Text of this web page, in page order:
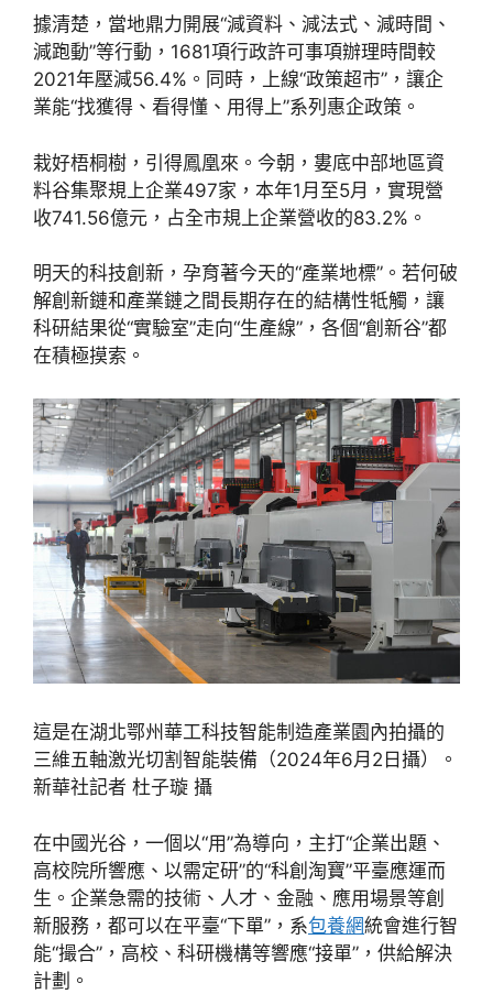
據清楚，當地鼎力開展“減資料、減法式、減時間、
減跑動”等行動，1681項行政許可事項辦理時間較
2021年壓減56.4%。同時，上線“政策超市”，讓企
業能“找獲得、看得懂、用得上”系列惠企政策。
栽好梧桐樹，引得鳳凰來。今朝，婁底中部地區資
料谷集聚規上企業497家，本年1月至5月，實現營
收741.56億元，占全市規上企業營收的83.2%。
明天的科技創新，孕育著今天的“產業地標”。若何破
解創新鏈和產業鏈之間長期存在的結構性牴觸，讓
科研結果從“實驗室”走向“生產線”，各個“創新谷”都
在積極摸索。
這是在湖北鄂州華工科技智能制造產業園內拍攝的
三維五軸激光切割智能裝備（2024年6月2日攝）。
新華社記者 杜子璇 攝
在中國光谷，一個以“用”為導向，主打“企業出題、
高校院所響應、以需定研”的“科創淘寶”平臺應運而
生。企業急需的技術、人才、金融、應用場景等創
新服務，都可以在平臺“下單”，系包養網統會進行智
能“撮合”，高校、科研機構等響應“接單”，供給解決
計劃。